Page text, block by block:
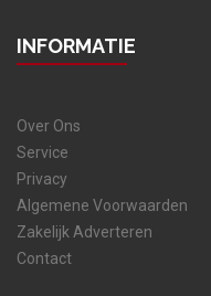
INFORMATIE
Over Ons
Service
Privacy
Algemene Voorwaarden
Zakelijk Adverteren
Contact